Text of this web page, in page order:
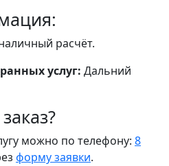
расчёт.
услуг: Дальний
можно по телефону: 8
форму заявки.